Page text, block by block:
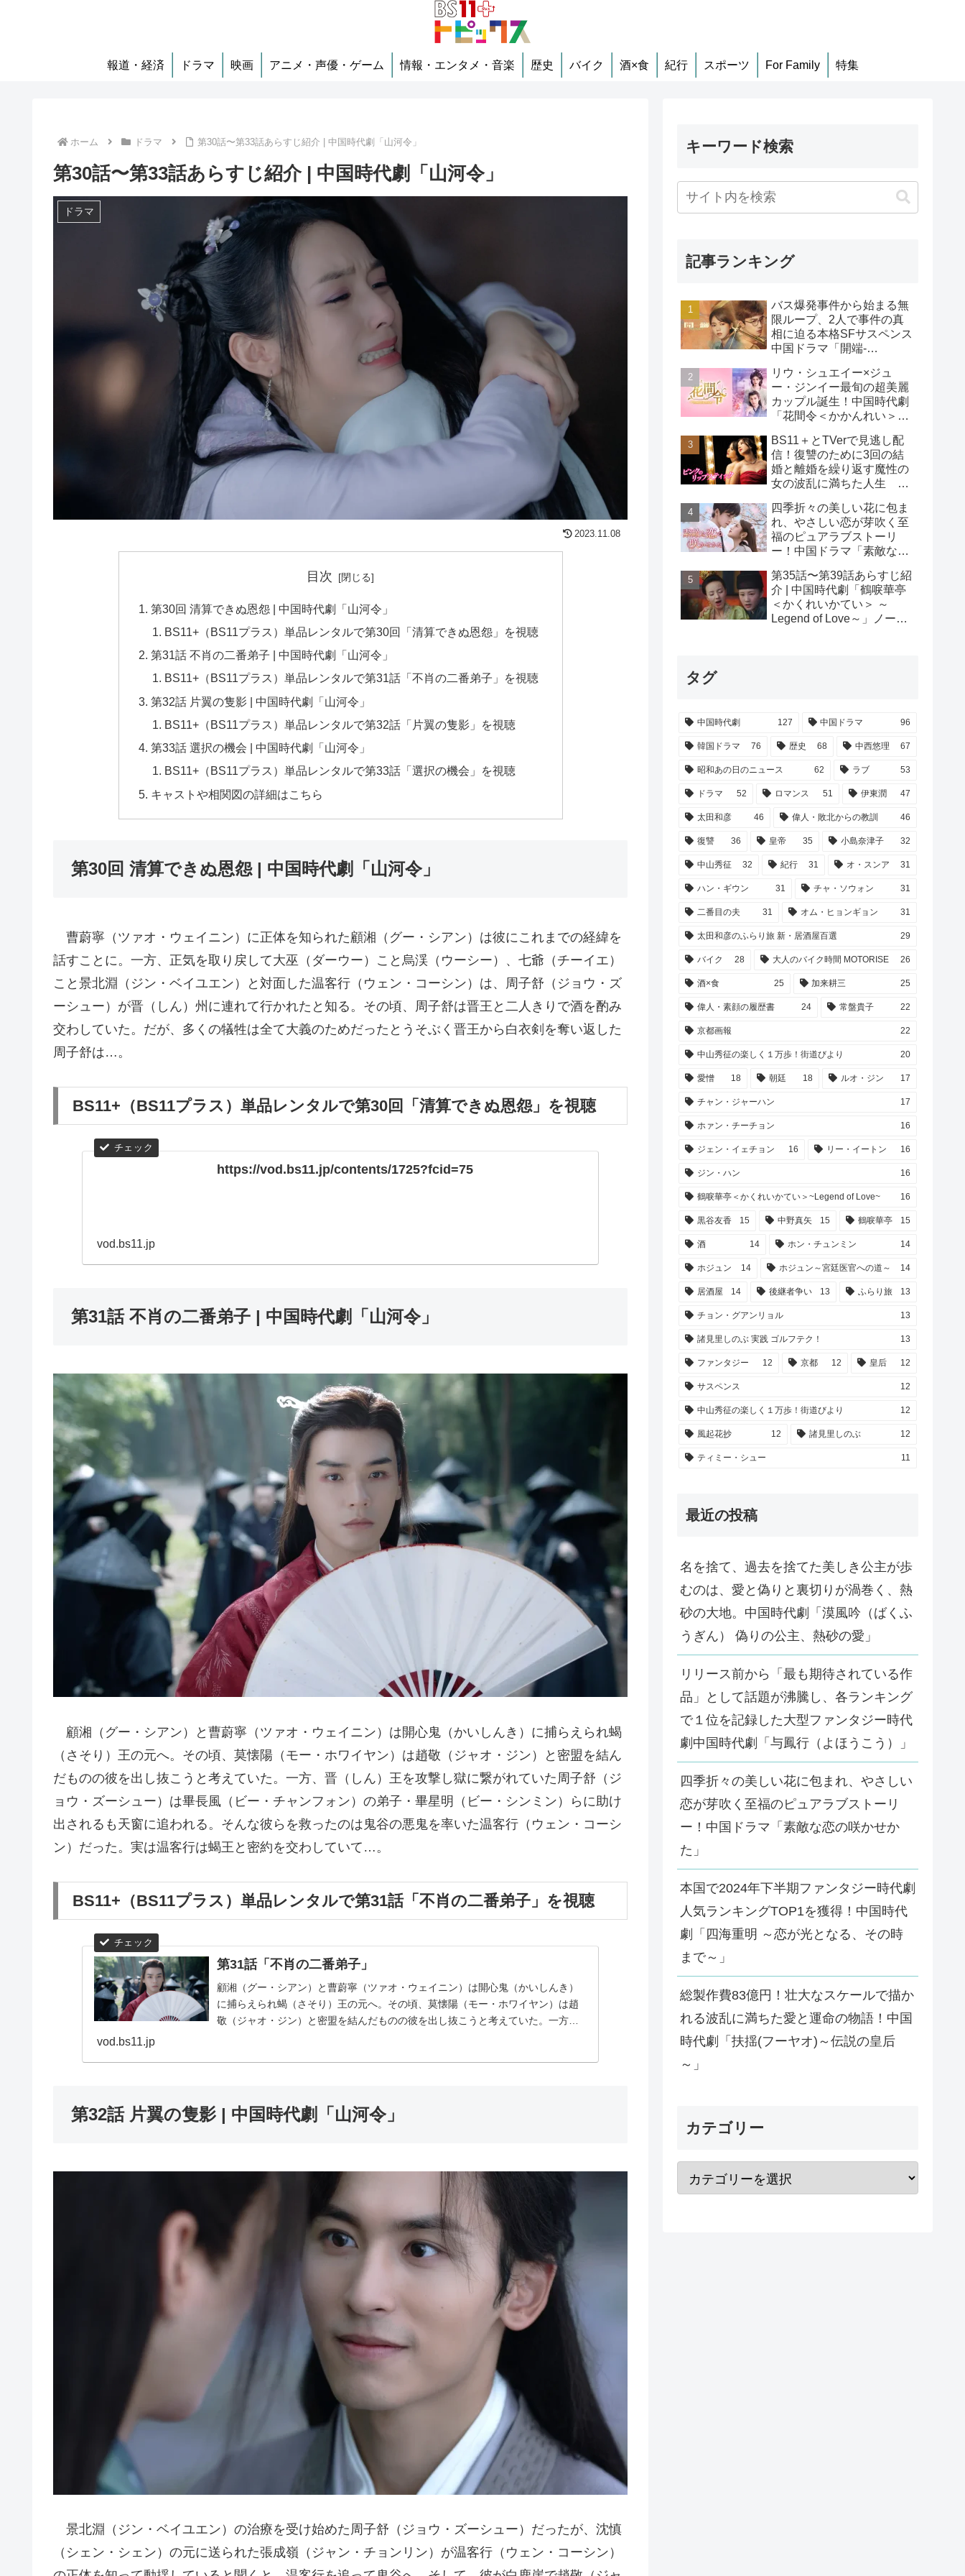
報道・経済 ドラマ 映画 アニメ・声優・ゲーム 情報・エンタメ・音楽 歴史 バイク 酒×食 紀行 スポーツ For Family 特集
ホーム ドラマ 第30話〜第33話あらすじ紹介 | 中国時代劇「山河令」
第30話〜第33話あらすじ紹介 | 中国時代劇「山河令」
ドラマ
2023.11.08
目次
第30回 清算できぬ恩怨 | 中国時代劇「山河令」
BS11+（BS11プラス）単品レンタルで第30回「清算できぬ恩怨」を視聴
第31話 不肖の二番弟子 | 中国時代劇「山河令」
BS11+（BS11プラス）単品レンタルで第31話「不肖の二番弟子」を視聴
第32話 片翼の隻影 | 中国時代劇「山河令」
BS11+（BS11プラス）単品レンタルで第32話「片翼の隻影」を視聴
第33話 選択の機会 | 中国時代劇「山河令」
BS11+（BS11プラス）単品レンタルで第33話「選択の機会」を視聴
キャストや相関図の詳細はこちら
第30回 清算できぬ恩怨 | 中国時代劇「山河令」
曹蔚寧（ツァオ・ウェイニン）に正体を知られた顧湘（グー・シアン）は彼にこれまでの経緯を
話すことに。一方、正気を取り戻して大巫（ダーウー）こと烏渓（ウーシー）、七爺（チーイエ）
こと景北淵（ジン・ベイユエン）と対面した温客行（ウェン・コーシン）は、周子舒（ジョウ・ズ
ーシュー）が晋（しん）州に連れて行かれたと知る。その頃、周子舒は晋王と二人きりで酒を酌み
交わしていた。だが、多くの犠牲は全て大義のためだったとうそぶく晋王から白衣剣を奪い返した
周子舒は…。
BS11+（BS11プラス）単品レンタルで第30回「清算できぬ恩怨」を視聴
https://vod.bs11.jp/contents/1725?fcid=75
vod.bs11.jp
第31話 不肖の二番弟子 | 中国時代劇「山河令」
顧湘（グー・シアン）と曹蔚寧（ツァオ・ウェイニン）は開心鬼（かいしんき）に捕らえられ蝎
（さそり）王の元へ。その頃、莫懐陽（モー・ホワイヤン）は趙敬（ジャオ・ジン）と密盟を結ん
だものの彼を出し抜こうと考えていた。一方、晋（しん）王を攻撃し獄に繋がれていた周子舒（ジ
ョウ・ズーシュー）は畢長風（ビー・チャンフォン）の弟子・畢星明（ビー・シンミン）らに助け
出されるも天窗に追われる。そんな彼らを救ったのは鬼谷の悪鬼を率いた温客行（ウェン・コーシ
ン）だった。実は温客行は蝎王と密約を交わしていて…。
BS11+（BS11プラス）単品レンタルで第31話「不肖の二番弟子」を視聴
第31話「不肖の二番弟子」
顧湘（グー・シアン）と曹蔚寧（ツァオ・ウェイニン）は開心鬼（かいしんき）
に捕らえられ蝎（さそり）王の元へ。その頃、莫懐陽（モー・ホワイヤン）は趙
敬（ジャオ・ジン）と密盟を結んだものの彼を出し抜こうと考えていた。一方、
vod.bs11.jp
第32話 片翼の隻影 | 中国時代劇「山河令」
景北淵（ジン・ベイユエン）の治療を受け始めた周子舒（ジョウ・ズーシュー）だったが、沈慎
（シェン・シェン）の元に送られた張成嶺（ジャン・チョンリン）が温客行（ウェン・コーシン）
キーワード検索
記事ランキング
バス爆発事件から始まる無
限ループ、2人で事件の真
相に迫る本格SFサスペンス
中国ドラマ「開端-
リウ・シュエイー×ジュ
ー・ジンイー最旬の超美麗
カップル誕生！中国時代劇
「花間令＜かかんれい＞～
BS11＋とTVerで見逃し配
信！復讐のために3回の結
婚と離婚を繰り返す魔性の
女の波乱に満ちた人生
プスティック」
四季折々の美しい花に包ま
れ、やさしい恋が芽吹く至
福のピュアラブストーリ
ー！中国ドラマ「素敵な恋
第35話〜第39話あらすじ紹
介 | 中国時代劇「鶴唳華亭
＜かくれいかてい＞ ～
Legend of Love～」ノーカ
タグ
中国時代劇 127 中国ドラマ 96
韓国ドラマ 76 歴史 68 中西悠理 67
昭和あの日のニュース 62 ラブ 53
ドラマ 52 ロマンス 51 伊東潤 47
太田和彦 46 偉人・敗北からの教訓 46
復讐 36 皇帝 35 小島奈津子 32
中山秀征 32 紀行 31 オ・スンア 31
ハン・ギウン 31 チャ・ソウォン 31
二番目の夫 31 オム・ヒョンギョン 31
太田和彦のふらり旅 新・居酒屋百選 29
バイク 28 大人のバイク時間 MOTORISE 26
酒×食 25 加来耕三 25
偉人・素顔の履歴書 24 常盤貴子 22
京都画報 22
中山秀征の楽しく１万歩！街道びより 20
愛憎 18 朝廷 18 ルオ・ジン 17
チャン・ジャーハン 17
ホァン・チーチョン 16
ジェン・イェチョン 16 リー・イートン 16
ジン・ハン 16
鶴唳華亭＜かくれいかてい＞~Legend of Love~ 16
黒谷友香 15 中野真矢 15 鶴唳華亭 15
酒 14 ホン・チュンミン 14
ホジュン 14 ホジュン～宮廷医官への道～ 14
居酒屋 14 後継者争い 13 ふらり旅 13
チョン・グアンリョル 13
諸見里しのぶ 実践 ゴルフテク！ 13
ファンタジー 12 京都 12 皇后 12
サスペンス 12
中山秀征の楽しく１万歩！街道びより 12
風起花抄 12 諸見里しのぶ 12
ティミー・シュー 11
最近の投稿
名を捨て、過去を捨てた美しき公主が歩
むのは、愛と偽りと裏切りが渦巻く、熱
砂の大地。中国時代劇「漠風吟（ばくふ
うぎん） 偽りの公主、熱砂の愛」
リリース前から「最も期待されている作
品」として話題が沸騰し、各ランキング
で１位を記録した大型ファンタジー時代
劇中国時代劇「与鳳行（よほうこう）」
四季折々の美しい花に包まれ、やさしい
恋が芽吹く至福のピュアラブストーリ
ー！中国ドラマ「素敵な恋の咲かせか
た」
本国で2024年下半期ファンタジー時代劇
人気ランキングTOP1を獲得！中国時代
劇「四海重明 ～恋が光となる、その時
まで～」
総製作費83億円！壮大なスケールで描か
れる波乱に満ちた愛と運命の物語！中国
時代劇「扶揺(フーヤオ)～伝説の皇后
～」
カテゴリー